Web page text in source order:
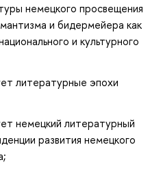
немецкого просвещения
и бидермейера как
и культурного
литературные эпохи
немецкий литературный
развития немецкого